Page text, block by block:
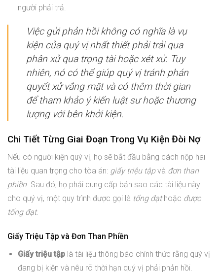
người phải trả.
Việc gửi phản hồi không có nghĩa là vụ
kiện của quý vị nhất thiết phải trải qua
phân xử qua trọng tài hoặc xét xử. Tuy
nhiên, nó có thể giúp quý vị tránh phán
quyết xử vắng mặt và có thêm thời gian
để tham khảo ý kiến luật sư hoặc thương
lượng với bên khởi kiện.
Chi Tiết Từng Giai Đoạn Trong Vụ Kiện Đòi Nợ
Nếu có người kiện quý vị, họ sẽ bắt đầu bằng cách nộp hai
tài liệu quan trọng cho tòa án: giấy triệu tậpvà đơn than
phiền. Sau đó, họ phải cung cấp bản sao các tài liệu này
cho quý vị, một quy trình được gọi là tống đạthoặc được
tống đạt.
Giấy Triệu Tập và Đơn Than Phiền
Giấy triệu tậplà tài liệu thông báo chính thức rằng quý vị
đang bị kiện và nêu rõ thời hạn quý vị phải phản hồi.